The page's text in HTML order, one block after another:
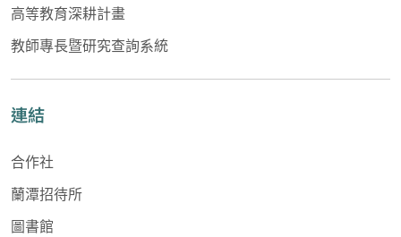
高等教育深耕計畫
教師專長暨研究查詢系統
連結
合作社
蘭潭招待所
圖書館